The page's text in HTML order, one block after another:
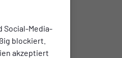
Social-Media-
blockiert.
akzeptiert